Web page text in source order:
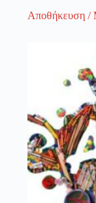
Αποθήκευση /